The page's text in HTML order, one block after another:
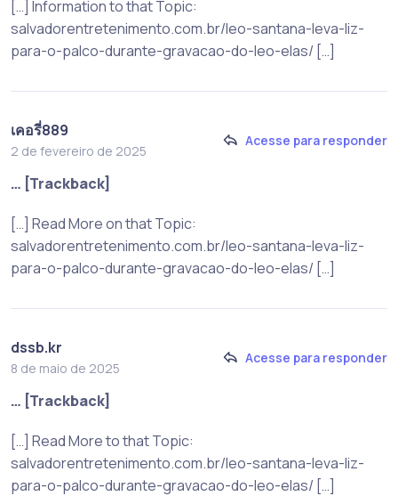
[…] Information to that Topic:
salvadorentretenimento.com.br/leo-santana-leva-liz-
para-o-palco-durante-gravacao-do-leo-elas/ […]
เคอรี่889
2 de fevereiro de 2025
Acesse para responder
… [Trackback]
[…] Read More on that Topic:
salvadorentretenimento.com.br/leo-santana-leva-liz-
para-o-palco-durante-gravacao-do-leo-elas/ […]
dssb.kr
8 de maio de 2025
Acesse para responder
… [Trackback]
[…] Read More to that Topic:
salvadorentretenimento.com.br/leo-santana-leva-liz-
para-o-palco-durante-gravacao-do-leo-elas/ […]